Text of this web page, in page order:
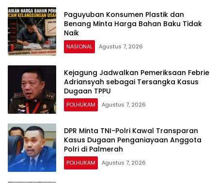
Paguyuban Konsumen Plastik dan
Benang Minta Harga Bahan Baku Tidak
Naik
NASIONAL Agustus 7, 2026
Kejagung Jadwalkan Pemeriksaan Febrie
Adriansyah sebagai Tersangka Kasus
Dugaan TPPU
POLHUKAM Agustus 7, 2026
DPR Minta TNI-Polri Kawal Transparan
Kasus Dugaan Penganiayaan Anggota
Polri di Palmerah
POLHUKAM Agustus 7, 2026